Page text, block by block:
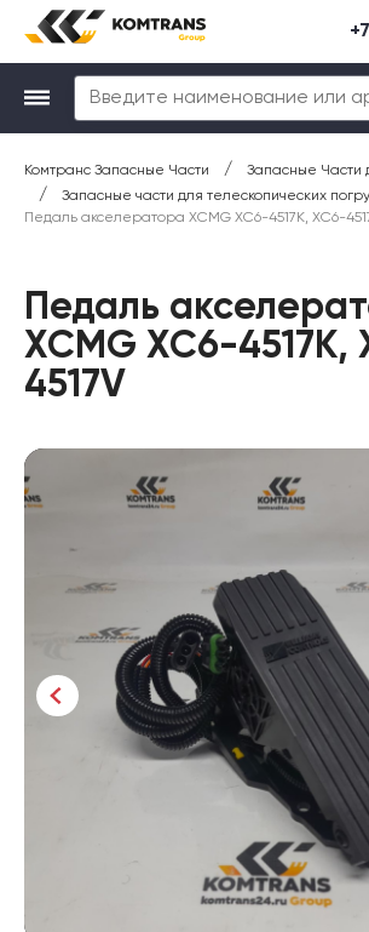
Комтранс Запасные Части / Запасные Части
/ Запасные части для телескопических
Педаль акселератора XCMG XC6-4517K, XC6-
Педаль
XCMG XC6-4517K,
4517V